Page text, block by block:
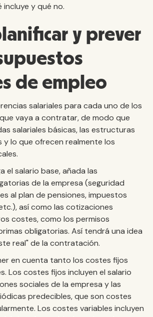
y qué no.
y prever
de empleo
salariales para cada uno de los
vaya a contratar, de modo que
salariales básicas, las estructuras
y lo que ofrecen realmente los
el salario base, añada las
de la empresa (seguridad
al plan de pensiones, impuestos
así como las cotizaciones
costes, como los permisos
obligatorias. Así tendrá una idea
real" de la contratación.
en cuenta tanto los costes fijos
Los costes fijos incluyen el salario
sociales de la empresa y las
predecibles, que son costes
Los costes variables incluyen